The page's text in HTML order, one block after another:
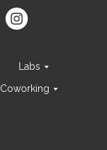
Labs
Coworking